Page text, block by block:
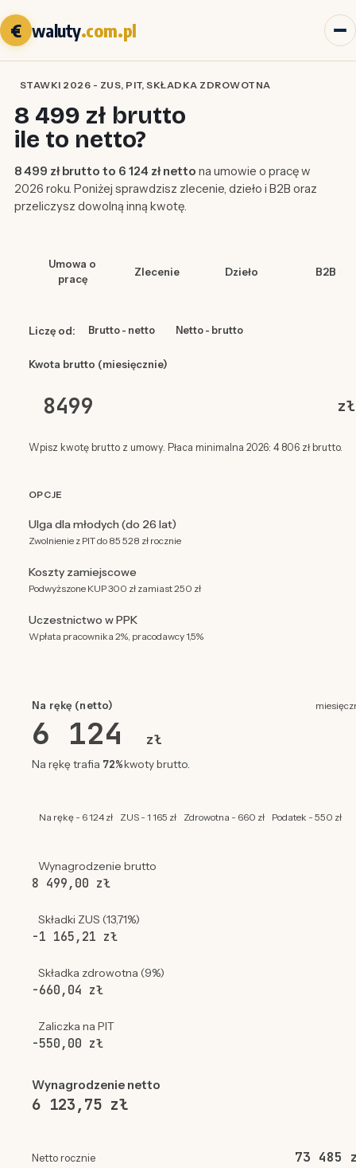
€ waluty.com.pl
STAWKI 2026 - ZUS, PIT, SKŁADKA ZDROWOTNA
8 499 zł brutto
ile to netto?
8 499 zł brutto to 6 124 zł netto na umowie o pracę w
2026 roku. Poniżej sprawdzisz zlecenie, dzieło i B2B oraz
przeliczysz dowolną inną kwotę.
Umowa o
pracę
Zlecenie Dzieło B2B
Liczę od: Brutto - netto Netto - brutto
Kwota brutto (miesięcznie)
zł
Wpisz kwotę brutto z umowy. Płaca minimalna 2026: 4 806 zł brutto.
OPCJE
Ulga dla młodych (do 26 lat)
Zwolnienie z PIT do 85 528 zł rocznie
Koszty zamiejscowe
Podwyższone KUP 300 zł zamiast 250 zł
Uczestnictwo w PPK
Wpłata pracownika 2%, pracodawcy 1,5%
Na rękę (netto)
6 124 zł
Na rękę trafia 72%kwoty brutto.
Na rękę - 6 124 zł ZUS - 1 165 zł Zdrowotna - 660 zł Podatek - 550 zł
Wynagrodzenie brutto
8 499,00 zł
Składki ZUS (13,71%)
-1 165,21 zł
Składka zdrowotna (9%)
-660,04 zł
Zaliczka na PIT
-550,00 zł
Wynagrodzenie netto
6 123,75 zł
Netto rocznie 73 485